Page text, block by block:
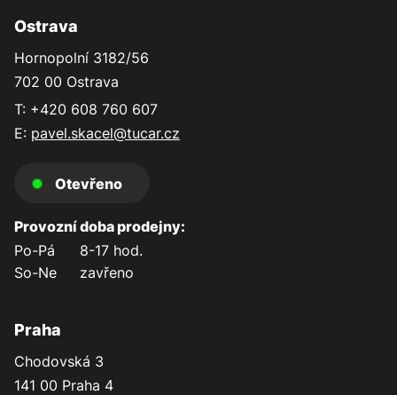
Ostrava
Hornopolní 3182/56
702 00 Ostrava
T: +420 608 760 607
E: pavel.skacel@tucar.cz
Otevřeno
Provozní doba prodejny:
Po-Pá
8-17 hod.
So-Ne
zavřeno
Praha
Chodovská 3
141 00 Praha 4